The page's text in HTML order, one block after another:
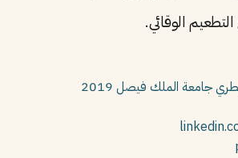
الوقائي.
جامعة الملك فيصل 2019